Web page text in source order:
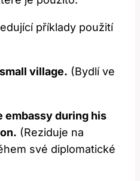
příklady použití
village. (Bydlí ve
embassy during his
(Reziduje na
své diplomatické